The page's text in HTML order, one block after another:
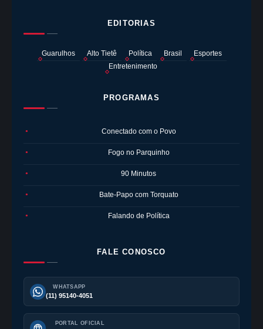
EDITORIAS
Guarulhos Alto Tietê Política Brasil
Esportes
Entretenimento
PROGRAMAS
● Conectado com o Povo
● Fogo no Parquinho
● 90 Minutos
● Bate-Papo com Torquato
● Falando de Política
FALE CONOSCO
WHATSAPP
(11) 95140-4051
PORTAL OFICIAL